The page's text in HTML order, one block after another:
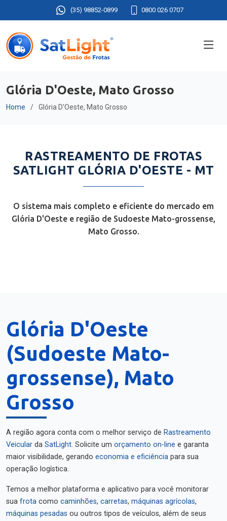
(35) 98852-0899 0800 026 0707
Glória D'Oeste, Mato Grosso
Home Glória D'Oeste, Mato Grosso
RASTREAMENTO DE FROTAS
SATLIGHT GLÓRIA D'OESTE - MT
O sistema mais completo e eficiente do mercado em
Glória D'Oeste e região de Sudoeste Mato-grossense,
Mato Grosso.
Glória D'Oeste
(Sudoeste Mato-
grossense), Mato
Grosso
A região agora conta com o melhor serviço de Rastreamento
Veicular da SatLight. Solicite um orçamento on-line e garanta
maior visibilidade, gerando economia e eficiência para sua
operação logística.
Temos a melhor plataforma e aplicativo para você monitorar
sua frota como caminhões, carretas, máquinas agrícolas,
máquinas pesadas ou outros tipos de veículos, além de seus